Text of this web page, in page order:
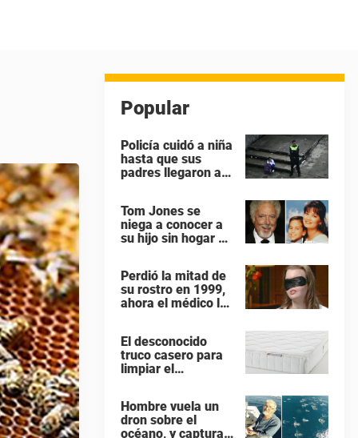
Popular
Policía cuidó a niña
hasta que sus
padres llegaron a
héroes no tienen
capa
Tom Jones se
niega a conocer a
su hijo sin hogar –
“antes que sea
demasiado tarde”
Perdió la mitad de
su rostro en 1999,
ahora el médico le
quitarse la venda
El desconocido
truco casero para
limpiar el
todos tiene en la
cocina
Hombre vuela un
dron sobre el
océano, y captura